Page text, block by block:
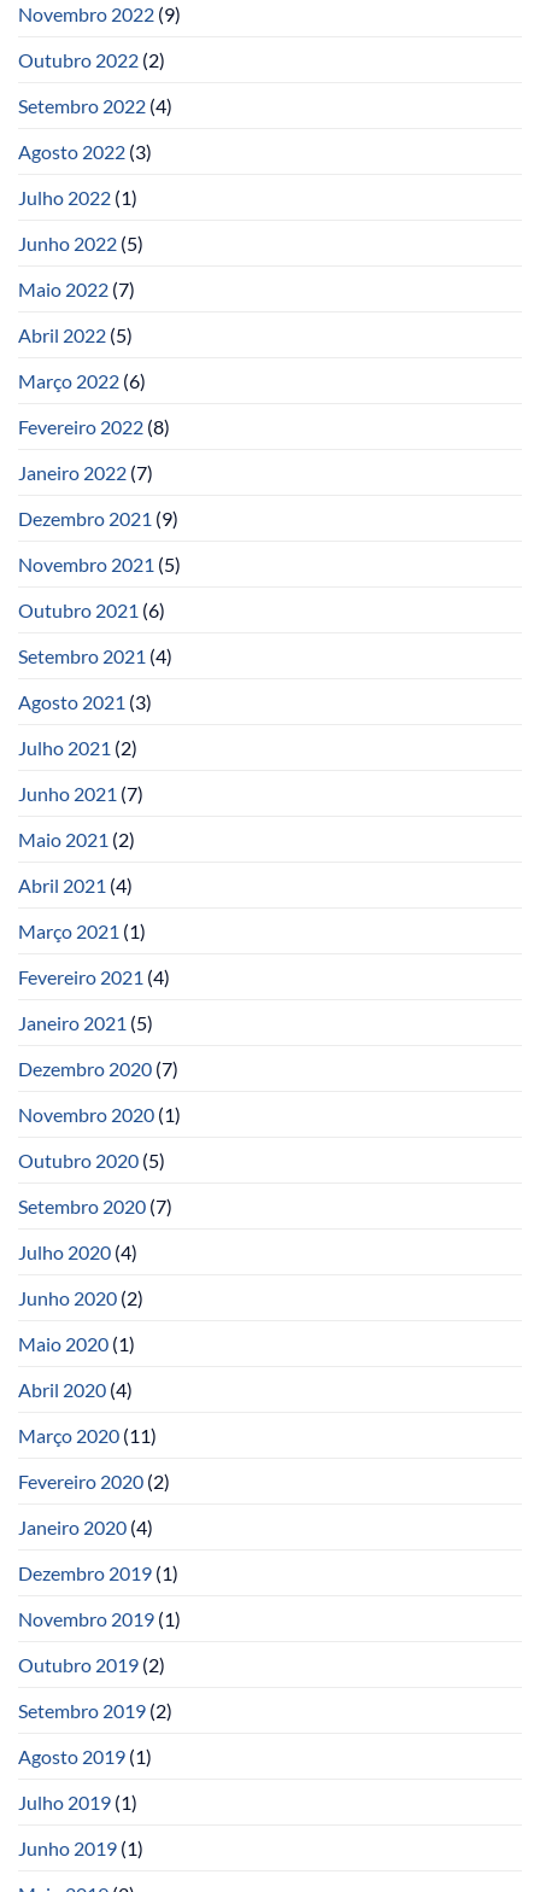
Novembro 2022 (9)
Outubro 2022 (2)
Setembro 2022 (4)
Agosto 2022 (3)
Julho 2022 (1)
Junho 2022 (5)
Maio 2022 (7)
Abril 2022 (5)
Março 2022 (6)
Fevereiro 2022 (8)
Janeiro 2022 (7)
Dezembro 2021 (9)
Novembro 2021 (5)
Outubro 2021 (6)
Setembro 2021 (4)
Agosto 2021 (3)
Julho 2021 (2)
Junho 2021 (7)
Maio 2021 (2)
Abril 2021 (4)
Março 2021 (1)
Fevereiro 2021 (4)
Janeiro 2021 (5)
Dezembro 2020 (7)
Novembro 2020 (1)
Outubro 2020 (5)
Setembro 2020 (7)
Julho 2020 (4)
Junho 2020 (2)
Maio 2020 (1)
Abril 2020 (4)
Março 2020 (11)
Fevereiro 2020 (2)
Janeiro 2020 (4)
Dezembro 2019 (1)
Novembro 2019 (1)
Outubro 2019 (2)
Setembro 2019 (2)
Agosto 2019 (1)
Julho 2019 (1)
Junho 2019 (1)